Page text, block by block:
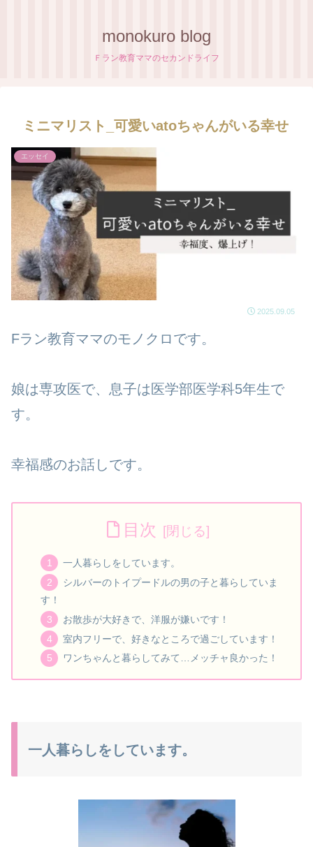
monokuro blog
Ｆラン教育ママのセカンドライフ
ミニマリスト_可愛いatoちゃんがいる幸せ
エッセイ
2025.09.05
Fラン教育ママのモノクロです。
娘は専攻医で、息子は医学部医学科5年生で
す。
幸福感のお話しです。
目次
一人暮らしをしています。
シルバーのトイプードルの男の子と暮らしていま
す！
お散歩が大好きで、洋服が嫌いです！
室内フリーで、好きなところで過ごしています！
ワンちゃんと暮らしてみて…メッチャ良かった！
一人暮らしをしています。